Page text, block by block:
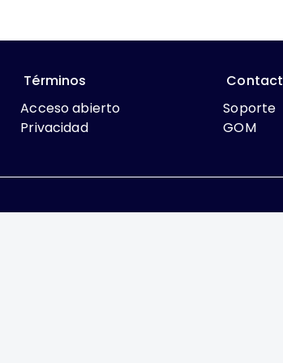
Términos
Acceso abierto
Privacidad
Soporte
GOM